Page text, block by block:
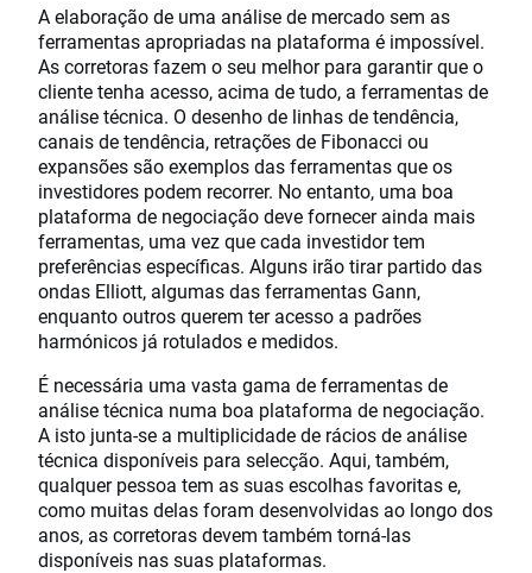
A elaboração de uma análise de mercado sem as
ferramentas apropriadas na plataforma é impossível.
As corretoras fazem o seu melhor para garantir que o
cliente tenha acesso, acima de tudo, a ferramentas de
análise técnica. O desenho de linhas de tendência,
canais de tendência, retrações de Fibonacci ou
expansões são exemplos das ferramentas que os
investidores podem recorrer. No entanto, uma boa
plataforma de negociação deve fornecer ainda mais
ferramentas, uma vez que cada investidor tem
preferências específicas. Alguns irão tirar partido das
ondas Elliott, algumas das ferramentas Gann,
enquanto outros querem ter acesso a padrões
harmónicos já rotulados e medidos.
É necessária uma vasta gama de ferramentas de
análise técnica numa boa plataforma de negociação.
A isto junta-se a multiplicidade de rácios de análise
técnica disponíveis para selecção. Aqui, também,
qualquer pessoa tem as suas escolhas favoritas e,
como muitas delas foram desenvolvidas ao longo dos
anos, as corretoras devem também torná-las
disponíveis nas suas plataformas.